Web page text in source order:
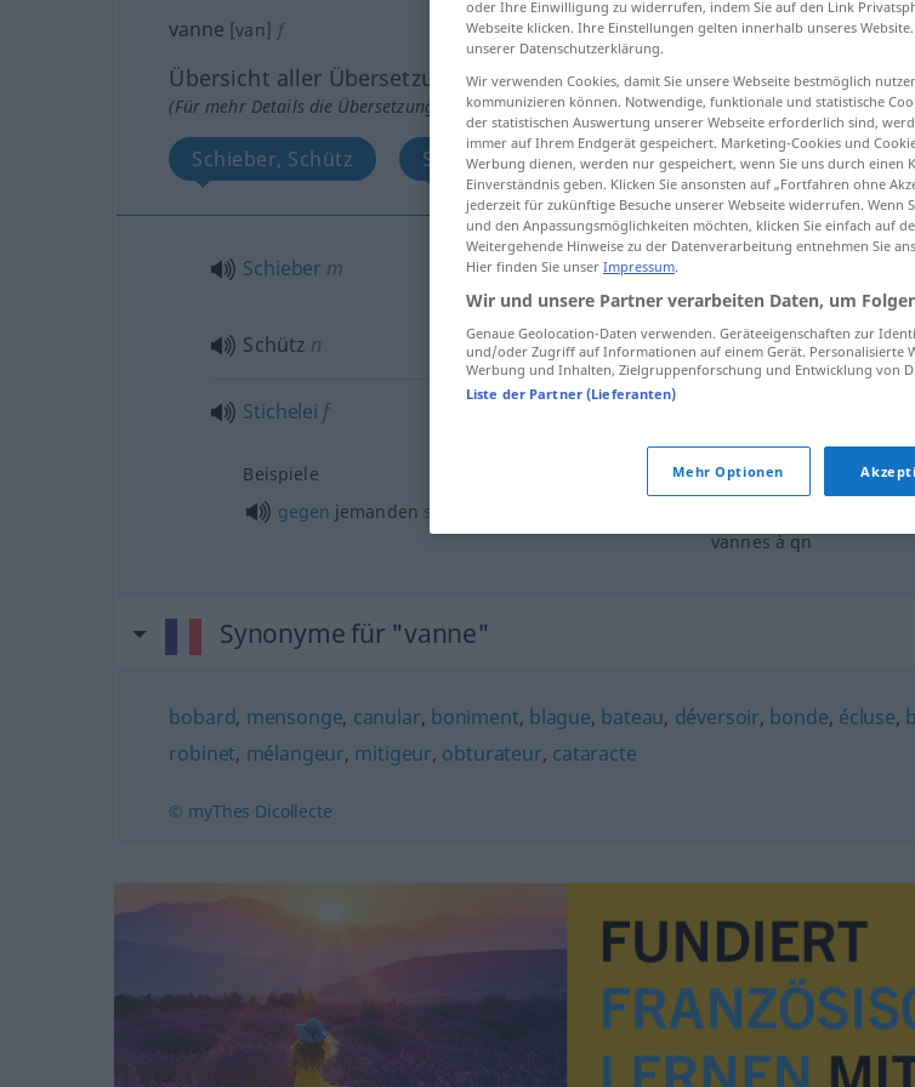
vanne [van] f
Übersicht aller Übersetzungen
(Für mehr Details die Übersetzung anklicken/antippen)
Schieber, Schütz Stichelei
Schieber m
Schütz n vanne
Stichelei f
Beispiele
gegen jemanden sticheln
vannes àqn
Synonyme für "vanne"
bobard, mensonge, canular, boniment, blague, bateau, déversoir, bonde, écluse,
robinet, mélangeur, mitigeur, obturateur, cataracte
© myThes Dicollecte
oder Ihre Einwilligung zu widerrufen, indem Sie auf den Link
Webseite klicken. Ihre Einstellungen gelten innerhalb unseres
unserer Datenschutzerklärung.
Wir verwenden Cookies, damit Sie unsere Webseite bestmöglich
kommunizieren können. Notwendige, funktionale und statistische
der statistischen Auswertung unserer Webseite erforderlich sind,
immer auf Ihrem Endgerät gespeichert. Marketing-Cookies und
Werbung dienen, werden nur gespeichert, wenn Sie uns durch einen
Einverständnis geben. Klicken Sie ansonsten auf „Fortfahren ohne
jederzeit für zukünftige Besuche unserer Webseite widerrufen. Wenn
und den Anpassungsmöglichkeiten möchten, klicken Sie einfach auf
Weitergehende Hinweise zu der Datenverarbeitung entnehmen Sie
Hier finden Sie unser Impressum.
Wir und unsere Partner verarbeiten Daten, um
Genaue Geolocation-Daten verwenden. Geräteeigenschaften zur
und/oder Zugriff auf Informationen auf einem Gerät. Personalisierte
Werbung und Inhalten, Zielgruppenforschung und Entwicklung von
Liste der Partner (Lieferanten)
Mehr Optionen